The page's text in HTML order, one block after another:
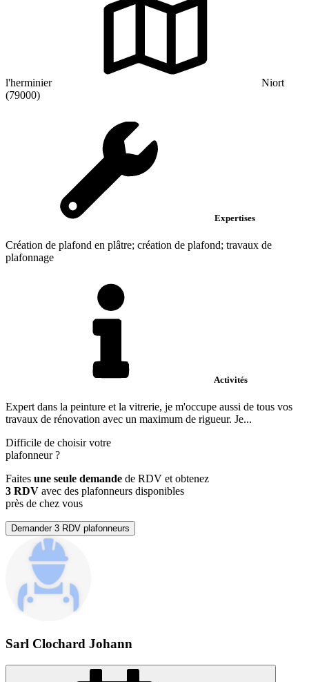
l'herminier
Niort
(79000)
Expertises
Création de plafond en plâtre; création de plafond; travaux de
plafonnage
Activités
Expert dans la peinture et la vitrerie, je m'occupe aussi de tous vos
travaux de rénovation avec un maximum de rigueur. Je...
Difficile de choisir votre
plafonneur?
Faites une seule demande de RDV et obtenez
3 RDV avec des plafonneurs disponibles
près de chez vous
Demander 3 RDV plafonneurs
Sarl Clochard Johann